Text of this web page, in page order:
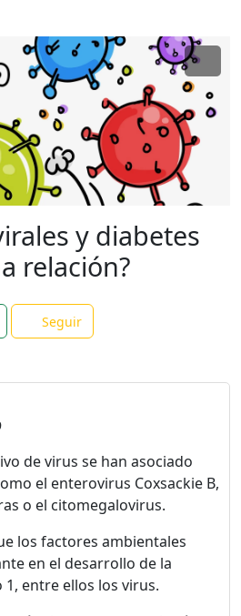
y diabetes
relación?
Seguir
de virus se han asociado
el enterovirus Coxsackie B,
o el citomegalovirus.
los factores ambientales
en el desarrollo de la
entre ellos los virus.